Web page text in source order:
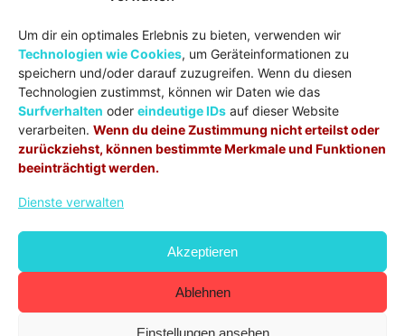
Um dir ein optimales Erlebnis zu bieten, verwenden wir
Technologien wie Cookies, um Geräteinformationen zu
speichern und/oder darauf zuzugreifen. Wenn du diesen
Technologien zustimmst, können wir Daten wie das
Surfverhalten oder eindeutige IDs auf dieser Website
verarbeiten. Wenn du deine Zustimmung nicht erteilst oder
zurückziehst, können bestimmte Merkmale und Funktionen
beeinträchtigt werden.
Dienste verwalten
Akzeptieren
Ablehnen
Einstellungen ansehen
Spenden
Evang.-meth. Kirche Unteres Filstal
IBAN:DE71 6105 0000 0002 0053 57
BIC:GOPSDE6GXXX
Verwendungszweck:Spende
© COPYRIGHT 2020 – 2026 | DAS CREDO
COOKIE-RICHTLINIE (EU) KONTAKT